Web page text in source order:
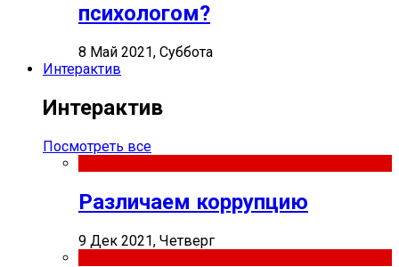
психологом?
8 Май 2021, Суббота
Интерактив
Интерактив
Посмотреть все
Различаем коррупцию
9 Дек 2021, Четверг